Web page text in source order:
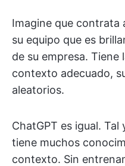
Imagine que contrata
su equipo que es
de su empresa. Tiene
contexto adecuado,
aleatorios.
ChatGPT es igual.
tiene muchos
contexto. Sin